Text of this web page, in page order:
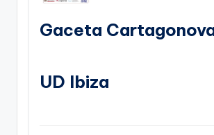
Gaceta
UD Ibiza